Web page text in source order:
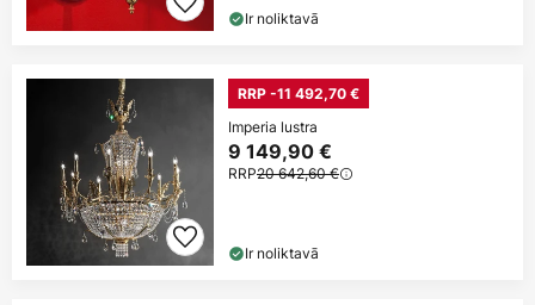
Ir noliktavā
RRP -11 492,70 €
Imperia lustra
9 149,90 €
RRP20 642,60 €
Ir noliktavā